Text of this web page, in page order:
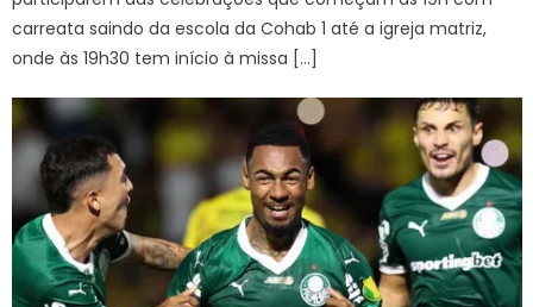
carreata saindo da escola da Cohab 1 até a igreja matriz,
onde às 19h30 tem início à missa […]